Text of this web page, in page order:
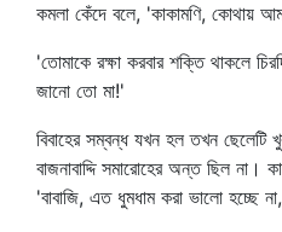
কমলা কেঁদে বলে, 'কাকামণি, কোথায়
'তোমাকে রক্ষা করবার শক্তি থাকলে
জানো তো মা!'
বিবাহের সম্বন্ধ যখন হল তখন
বাজনাবাদ্দি সমারোহের অন্ত ছিল না।
'বাবাজি, এত ধুমধাম করা ভালো হচ্ছে